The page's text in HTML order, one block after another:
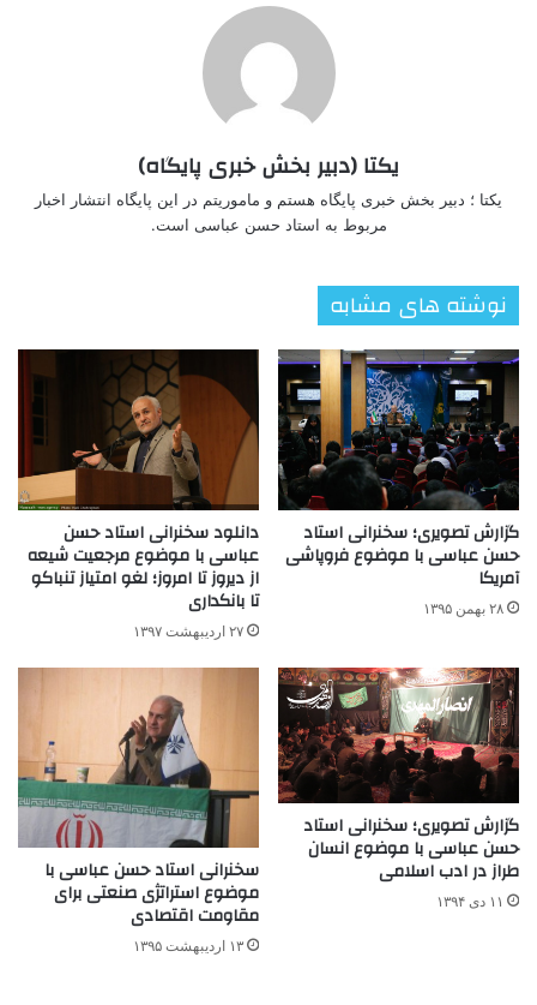
یکتا (دبیر بخش خبری پایگاه)
یکتا ؛ دبیر بخش خبری پایگاه هستم و ماموریتم در این پایگاه انتشار اخبار
مربوط به استاد حسن عباسی است.
نوشته های مشابه
گزارش تصویری؛ سخنرانی استاد
حسن عباسی با موضوع فروپاشی
آمریکا
۲۸ بهمن ۱۳۹۵
دانلود سخنرانی استاد حسن
عباسی با موضوع مرجعیت شیعه
از دیروز تا امروز؛ لغو امتیاز تنباکو
تا بانکداری
۲۷ اردیبهشت ۱۳۹۷
گزارش تصویری؛ سخنرانی استاد
حسن عباسی با موضوع انسان
طراز در ادب اسلامی
۱۱ دی ۱۳۹۴
سخنرانی استاد حسن عباسی با
موضوع استراتژی صنعتی برای
مقاومت اقتصادی
۱۳ اردیبهشت ۱۳۹۵